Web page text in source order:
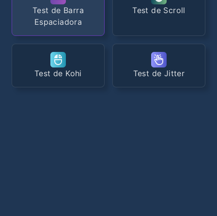
Test de Barra
Espaciadora
Test de Scroll
Test de Kohi Test de Jitter